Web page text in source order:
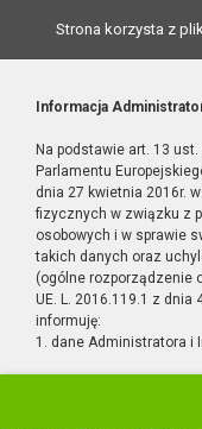
Strona korzysta z
Informacja
Na podstawie art. 13
Parlamentu
dnia 27 kwietnia 2016r.
fizycznych w związku z
osobowych i w sprawie
takich danych oraz
(ogólne rozporządzenie
UE. L. 2016.119.1 z dnia
informuję:
1. dane Administratora i